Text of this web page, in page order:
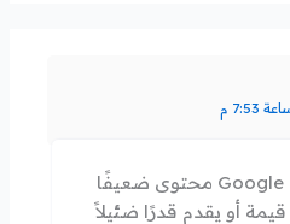
اكتشف محرك البحث Google محتوى ضعيفًا
أو يقدم قدرًا ضئيلاً